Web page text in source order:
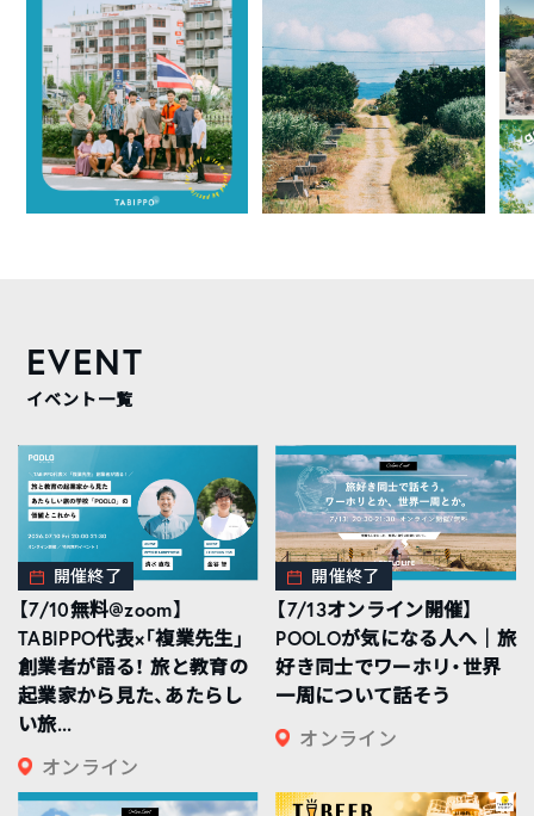
EVENT
イベント一覧
開催終了
【7/10無料@zoom】
TABIPPO代表×「複業先生」
創業者が語る！ 旅と教育の
起業家から見た、あたらし
い旅...
オンライン
開催終了
【7/13オンライン開催】
POOLOが気になる人へ｜旅
好き同士でワーホリ・世界
一周について話そう
オンライン